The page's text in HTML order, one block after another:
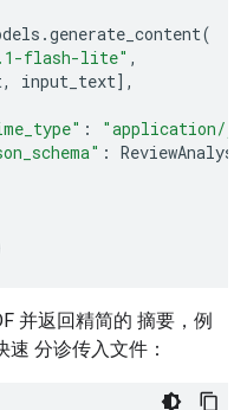
.generate_content(
flash-lite" ,
, input_text],
:
"application/
:
并返回精简的 摘要，例
分诊传入文件：